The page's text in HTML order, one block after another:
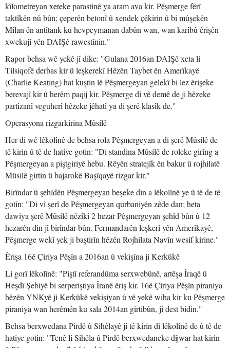
kîlometreyan xeteke parastinê ya aram ava kir. Pêşmerge fêrî
taktîkên nû bûn; çeperên betonî û xendek çêkirin û bi mûşekên
Mîlan ên antîtank ku hevpeymanan dabûn wan, wan karîbû êrişên
xwekujî yên DAIŞê rawestînin."
Rapor behsa wê yekê jî dike: "Gulana 2016an DAIŞê xeta li
Tilsiqofê derbas kir û leşkerekî Hêzên Taybet ên Amerîkayê
(Charlie Keating) hat kuştin lê Pêşmergeyan gelekî bi lez êrişeke
berevajî kir û herêm paqij kir. Pêşmerge di vê demê de ji hêzeke
partîzanî veguherî hêzeke jêhatî ya di şerê klasîk de."
Operasyona rizgarkirina Mûsilê
Her di wê lêkolînê de behsa rola Pêşmergeyan a di şerê Mûsilê de
tê kirin û tê de hatiye gotin: "Di standina Mûsilê de roleke girîng a
Pêşmergeyan a piştgiriyê hebu. Rêyên stratejîk ên bakur û rojhilatê
Mûsilê girtin û bajarokê Başîqayê rizgar kir."
Birîndar û şehîdên Pêşmergeyan beşeke din a lêkolînê ye û tê de tê
gotin: "Di vî şerî de Pêşmergeyan qurbaniyên zêde dan; heta
dawiya şerê Mûsilê nêzîkî 2 hezar Pêşmergeyan şehîd bûn û 12
hezarên din jî birîndar bûn. Fermandarên leşkerî yên Amerîkayê,
Pêşmerge wekî yek ji baştirîn hêzên Rojhilata Navîn wesif kirine."
Êrişa 16ê Çiriya Pêşîn a 2016an û vekişîna ji Kerkûkê
Li gorî lêkolînê: "Piştî referandûma serxwebûnê, artêşa Îraqê û
Heşdî Şebiyê bi serperiştiya Îranê êriş kir. 16ê Çiriya Pêşîn piraniya
hêzên YNKyê ji Kerkûkê vekişiyan û vê yekê wiha kir ku Pêşmerge
piraniya wan herêmên ku sala 2014an girtibûn, ji dest bidin."
Behsa berxwedana Pirdê û Sihêlayê jî tê kirin di lêkolînê de û tê de
hatiye gotin: "Tenê li Sihêla û Pirdê berxwedaneke dijwar hat kirin